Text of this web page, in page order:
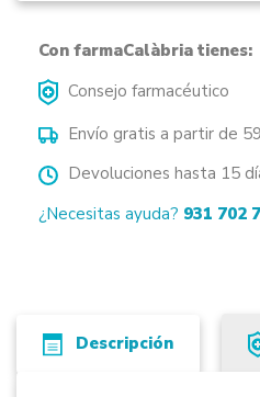
Con farmaCalàbria tienes:
Consejo farmacéutico
Envío gratis a partir de
Devoluciones hasta 15
¿Necesitas ayuda? 931 702
Descripción